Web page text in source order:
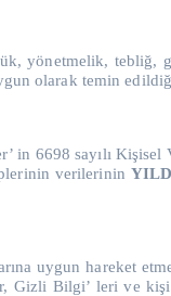
yönetmelik, tebliğ,
olarak temin
6698 sayılı Kişisel
verilerinin
uygun hareket
Gizli Bilgi’ leri ve